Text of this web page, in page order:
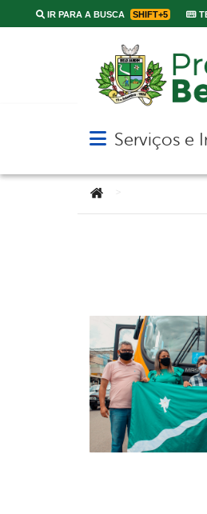
IR PARA A BUSCA SHIFT+5
Abrir menu
Serviços e
Você está aqui: